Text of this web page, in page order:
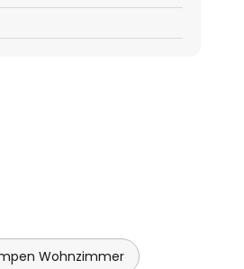
Wohnzimmer